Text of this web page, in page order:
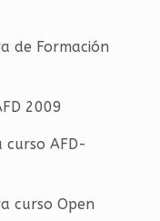
de Formación
2009
curso AFD-
curso Open